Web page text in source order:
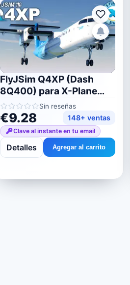
FlyJSim Q4XP (Dash
8Q400) para X-Plane
11/12
Sin reseñas
€9.28 148+ ventas
Clave al instante en tu email
Detalles Agregar al carrito